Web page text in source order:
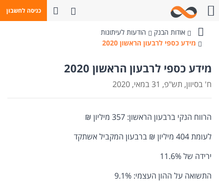
כניסה לחשבון
פתח חיפושחייגו אלינו
בנק
אודות הבנק
הודעות לעיתונות
מידע כספי לרבעון הראשון 2020
מידע כספי לרבעון הראשון 2020
ח' בסיוון, תש"פ, 31 במאי, 2020
הרווח הנקי ברבעון הראשון: 357 מיליון ₪
לעומת 404 מיליון ₪ ברבעון המקביל אשתקד
ירידה של 11.6%
התשואה על ההון העצמי: 9.1%